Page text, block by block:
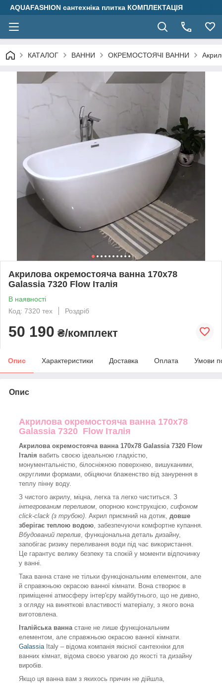
AQUAFASHION сантехніка плитка КОМПЛЕКТАЦІЯ
КАТАЛОГ ВАННИ ОКРЕМОСТОЯЧІ ВАННИ
Акрилова окремостояча ванна 170x78
Galassia 7320 Flow Італія
В наявності
Код: 7320 тех
Роздріб
50 190 ₴/комплект
Опис Характеристики Доставка Оплата Умови
Опис
Акрилова окремостояча ванна 170x78
Galassia 7320 Flow Італія
Акрилова окремостояча ванна 170x78 Galassia 7320 Flow
Італія вабить своєю ідеальною гладкістю,
монументальністю, білосніжною поверхнею, вишуканими,
округлими формами, обіцяючи блаженство від занурення в
теплу пінну воду.
З чистого акрилу, міцна, легка та легко чиститься. З
інтегрованим переливом , опорною конструкцією, сифоном
click-clack (з трубою) . Акрил приємний на дотик, довше
зберігає теплою водою , забезпечуючи комфортне купання.
Вбудований перелив , функціональна деталь дизайну,
запобігає ризику переливання води під час використання.
Це гарантує велику безпеку та спокій у моменти відпочинку
у ванні.
Така ванна стане не тільки функціональним елементом, але
й справжньою окрасою ванної кімнати. Вона створює в
приміщенні атмосферу інтер'єру майбутнього, що не дивно,
з огляду на виняткові властивості матеріалу, з якого вона
виготовлена.
Італійська ванна стане не лише функціональним
елементом, але справжньою окрасою ванної кімнати.
Galassia Italy – відома компанія якісної сантехніки для
ванних кімнат, відома своєю увагою до якості та дизайну
виробів.
Якщо ця ванна вам з якихось причин не дійшла,